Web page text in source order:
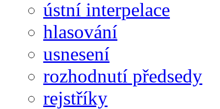
ústní interpelace
hlasování
usnesení
rozhodnutí předsedy
rejstříky